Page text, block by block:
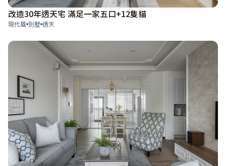
改造30年透天宅 滿足一家五口+12隻貓
現代風 別墅 透天